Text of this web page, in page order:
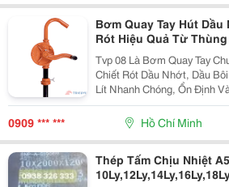
Bơm Quay Tay Hút
Rót Hiệu Quả Từ
Tvp 08 Là Bơm Quay Tay
Chiết Rót Dầu Nhớt, Dầu
Lít Nhanh Chóng, Ổn Định
Thân Bơm Được Đúc Bằng
Cơ Chế Quay Tay
0909 *** *** Hồ Chí Minh
Thép Tấm Chịu Nhiệt